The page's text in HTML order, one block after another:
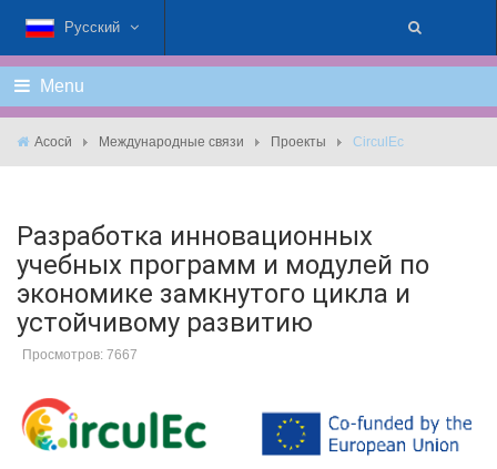
Русский
Menu
Асосӣ Международные связи Проекты CirculEc
Разработка инновационных
учебных программ и модулей по
экономике замкнутого цикла и
устойчивому развитию
Просмотров: 7667